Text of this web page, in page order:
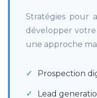
Stratégies pour
développer votre
une approche
Prospection
Lead